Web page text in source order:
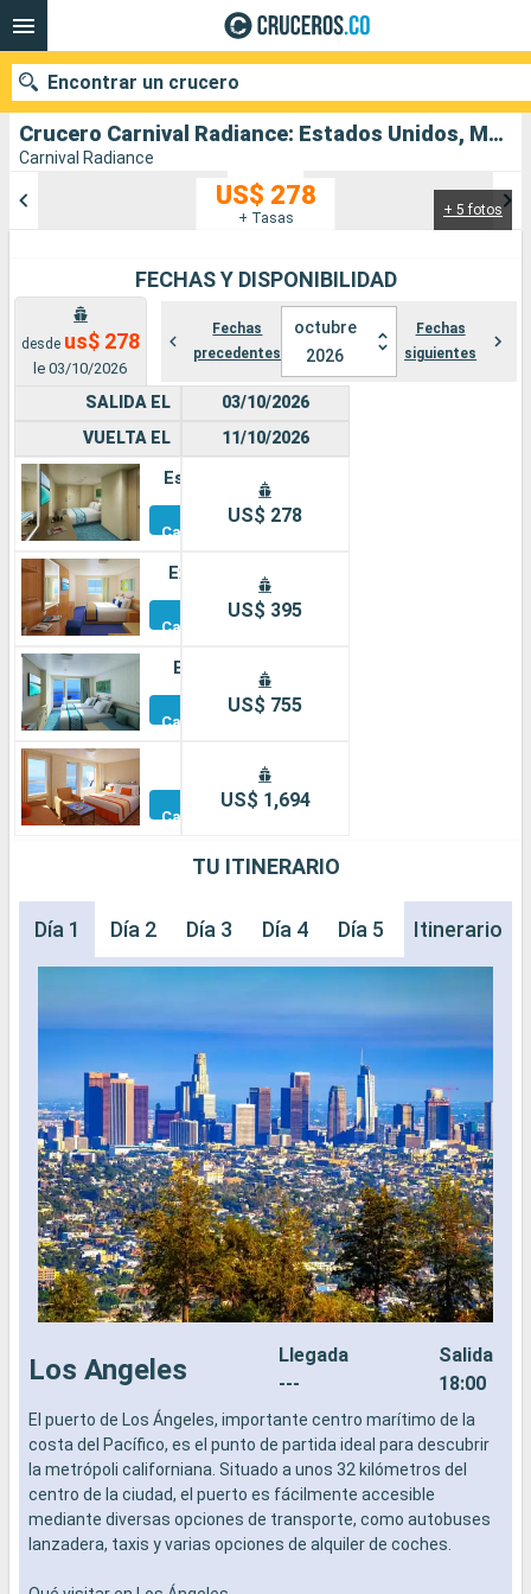
Crucero Carnival Radiance: Estados Unidos, México salida desde Los Angeles
Carnival Radiance
+ 5 fotos
US$ 278
+ Tasas
FECHAS Y DISPONIBILIDAD
desde us$ 278
le 03/10/2026
Fechas
precedentes
octubre
2026
Fechas
siguientes
SALIDA EL
VUELTA EL
Estándar
Camarotes
Exterior
Camarotes
Balcón
Camarotes
Otros
Camarotes
03/10/2026
11/10/2026
US$ 278
US$ 395
US$ 755
US$ 1,694
TU ITINERARIO
Día 1 Día 2 Día 3 Día 4 Día 5 Día 6 Día
Itinerario
Los Angeles
Llegada
---
Salida
18:00
El puerto de Los Ángeles, importante centro marítimo de la
costa del Pacífico, es el punto de partida ideal para descubrir
la metrópoli californiana. Situado a unos 32 kilómetros del
centro de la ciudad, el puerto es fácilmente accesible
mediante diversas opciones de transporte, como autobuses
lanzadera, taxis y varias opciones de alquiler de coches.
Encontrar un crucero
Puertos Compañías
Buscar